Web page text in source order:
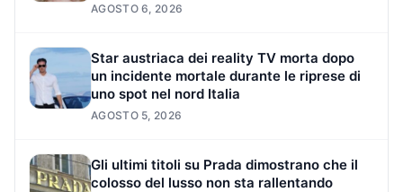
AGOSTO 6, 2026
Star austriaca dei reality TV morta dopo
un incidente mortale durante le riprese di
uno spot nel nord Italia
AGOSTO 5, 2026
Gli ultimi titoli su Prada dimostrano che il
colosso del lusso non sta rallentando